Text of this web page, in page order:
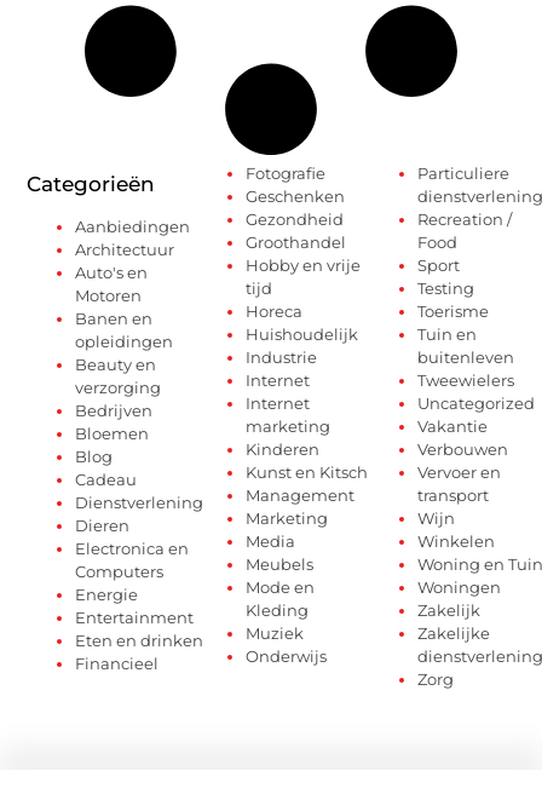
Categorieën
Aanbiedingen
Architectuur
Auto's en
Motoren
Banen en
opleidingen
Beauty en
verzorging
Bedrijven
Bloemen
Blog
Cadeau
Dienstverlening
Dieren
Electronica en
Computers
Energie
Entertainment
Eten en drinken
Financieel
Fotografie
Geschenken
Gezondheid
Groothandel
Hobby en vrije
tijd
Horeca
Huishoudelijk
Industrie
Internet
Internet
marketing
Kinderen
Kunst en Kitsch
Management
Marketing
Media
Meubels
Mode en
Kleding
Muziek
Onderwijs
Particuliere
dienstverlening
Recreation /
Food
Sport
Testing
Toerisme
Tuin en
buitenleven
Tweewielers
Uncategorized
Vakantie
Verbouwen
Vervoer en
transport
Wijn
Winkelen
Woning en Tuin
Woningen
Zakelijk
Zakelijke
dienstverlening
Zorg